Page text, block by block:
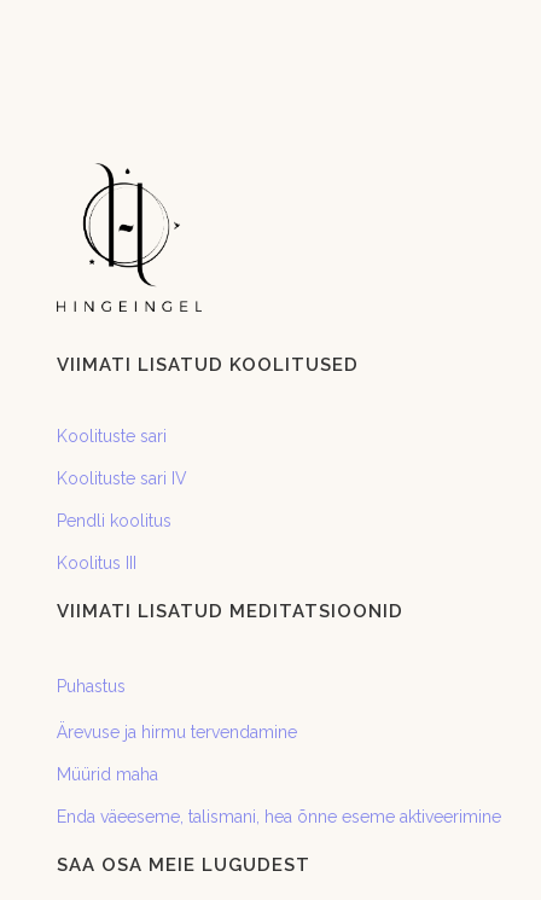
VIIMATI LISATUD KOOLITUSED
Koolituste sari
Koolituste sari IV
Pendli koolitus
Koolitus III
VIIMATI LISATUD MEDITATSIOONID
Puhastus
Ärevuse ja hirmu tervendamine
Müürid maha
Enda väeeseme, talismani, hea õnne eseme aktiveerimine
SAA OSA MEIE LUGUDEST